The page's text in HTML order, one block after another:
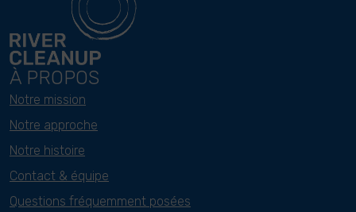
À PROPOS
Notre mission
Notre approche
Notre histoire
Contact & équipe
Questions fréquemment posées